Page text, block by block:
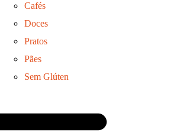
Cafés
Doces
Pratos
Pães
Sem Glúten